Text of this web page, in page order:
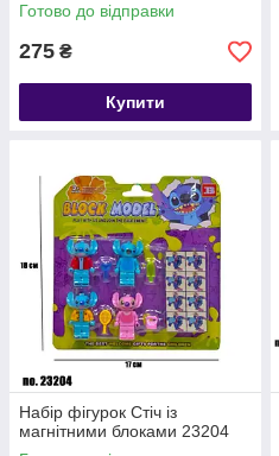
Готово до відправки
275 ₴
Купити
Набір фігурок Стіч із
магнітними блоками 23204